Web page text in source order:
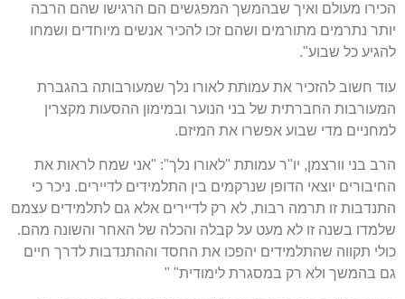
הכירו מעולם ואיך שבהמשך המפגשים הם הרגישו שהם הרבה
יותר נתרמים מתורמים ושהם זכו להכיר אנשים מיוחדים ושמחו
להגיע כל שבוע".
עוד חשוב להזכיר את עמותת לאורו נלך שמעורבותה בהגברת
המעורבות החברתית של בני הנוער ובמימון ההסעות מקצרין
למחניים מדי שבוע אפשרו את המיזם.
הרב בני וורצמן, יו"ר עמותת "לאורו נלך": "אני שמח לראות את
החיבורים יוצאי הדופן שנרקמים בין התלמידים לדיירים. ניכר כי
התנדבות זו תרמה רבות, לא רק לדיירים אלא גם לתלמידים עצמם
שלמדו בשנה זו לא מעט על קבלה והכלה של האחר והשונה מהם.
כולי תקווה שהתלמידים יהפכו את החסד וההתנדבות לדרך חיים
גם בהמשך ולא רק במסגרת לימודית" "